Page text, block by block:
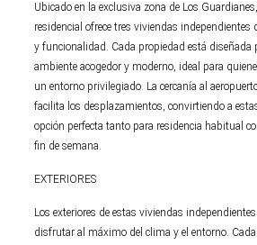
Ubicado en la exclusiva zona de Los
residencial ofrece tres viviendas independientes
y funcionalidad. Cada propiedad está diseñada
ambiente acogedor y moderno, ideal para
un entorno privilegiado. La cercanía al
facilita los desplazamientos, convirtiendo a
opción perfecta tanto para residencia habitual
fin de semana.
EXTERIORES
Los exteriores de estas viviendas
disfrutar al máximo del clima y el entorno.